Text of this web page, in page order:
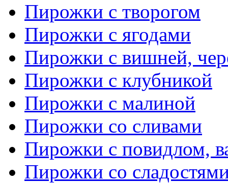
Пирожки с творогом
Пирожки с ягодами
Пирожки с вишней,
Пирожки с клубникой
Пирожки с малиной
Пирожки со сливами
Пирожки с повидлом,
Пирожки со